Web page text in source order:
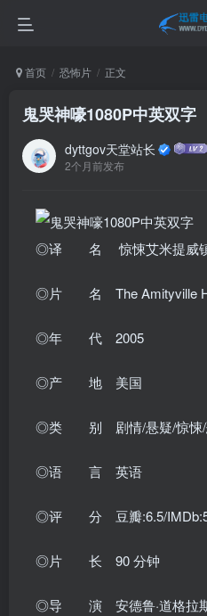
首页 恐怖片 正文
鬼哭神嚎1080P中英双字
dyttgov天堂站长
2个月前发布
◎译 名 惊悚艾米提威
◎片 名 The Amityville
◎年 代 2005
◎产 地 美国
◎类 别 剧情/悬疑/惊悚/
◎语 言 英语
◎评 分 豆瓣:6.5/
◎片 长 90 分钟
◎导 演 安德鲁·道格拉